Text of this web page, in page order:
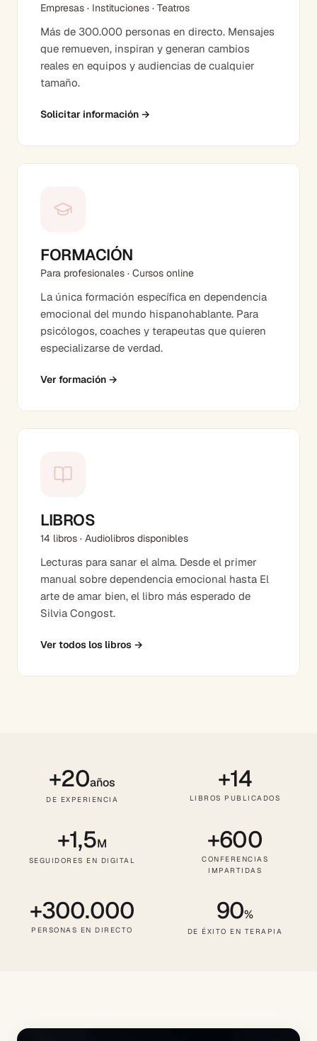
Empresas · Instituciones · Teatros
Más de 300.000 personas en directo. Mensajes
que remueven, inspiran y generan cambios
reales en equipos y audiencias de cualquier
tamaño.
Solicitar información →
FORMACIÓN
Para profesionales · Cursos online
La única formación específica en dependencia
emocional del mundo hispanohablante. Para
psicólogos, coaches y terapeutas que quieren
especializarse de verdad.
Ver formación →
LIBROS
14 libros · Audiolibros disponibles
Lecturas para sanar el alma. Desde el primer
manual sobre dependencia emocional hasta El
arte de amar bien, el libro más esperado de
Silvia Congost.
Ver todos los libros →
+20años
DE EXPERIENCIA
+14
LIBROS PUBLICADOS
+1,5M
SEGUIDORES EN DIGITAL
+600
CONFERENCIAS
IMPARTIDAS
+300.000
PERSONAS EN DIRECTO
90%
DE ÉXITO EN TERAPIA